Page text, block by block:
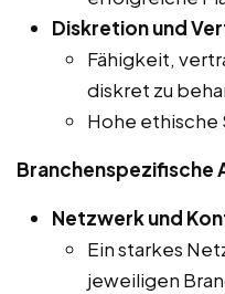
Diskretion und
Fähigkeit,
diskret zu
Hohe ethische
Branchenspezifische
Netzwerk und
Ein starkes
jeweiligen